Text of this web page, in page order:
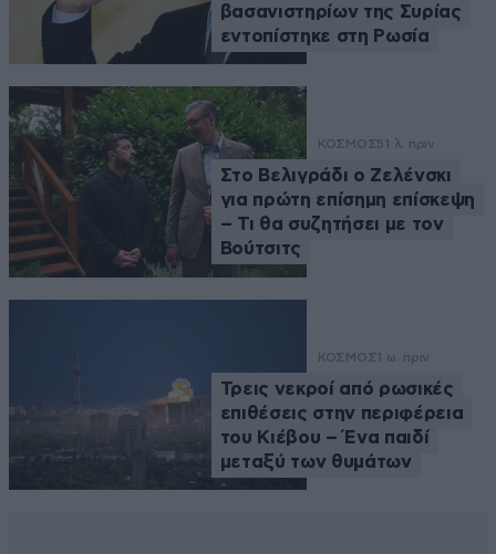
βασανιστηρίων της Συρίας
εντοπίστηκε στη Ρωσία
ΚΟΣΜΟΣ51 λ. πριν
Στο Βελιγράδι ο Ζελένσκι
για πρώτη επίσημη επίσκεψη
– Τι θα συζητήσει με τον
Βούτσιτς
ΚΟΣΜΟΣ 1 ω. πριν
Τρεις νεκροί από ρωσικές
επιθέσεις στην περιφέρεια
του Κιέβου – Ένα παιδί
μεταξύ των θυμάτων